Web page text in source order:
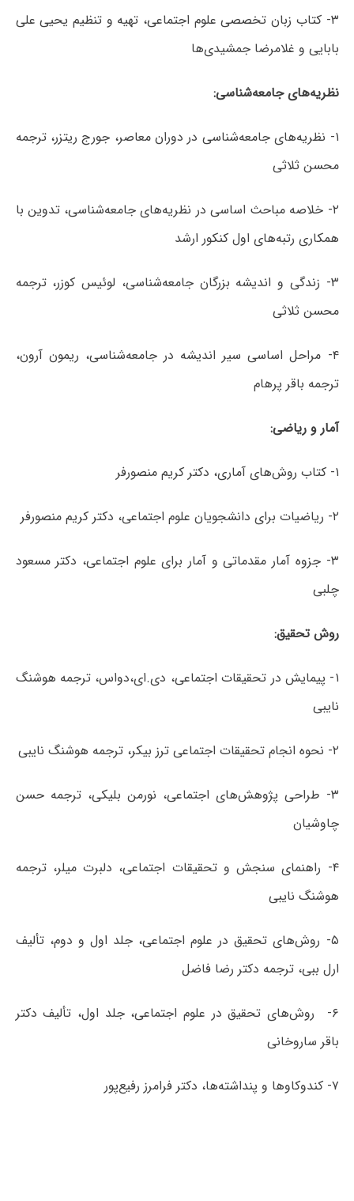
۳- کتاب زبان تخصصی علوم اجتماعی، تهیه و تنظیم یحیی علی
بابایی و غلامرضا جمشیدی‌ها
نظریه‌های جامعه‌شناسی:
۱- نظریه‌های جامعه‌شناسی در دوران معاصر، جورج ریتزر، ترجمه
محسن ثلاثی
۲- خلاصه مباحث اساسی در نظریه‌های جامعه‌شناسی، تدوین با
همکاری رتبه‌های اول کنکور ارشد
۳- زندگی و اندیشه بزرگان جامعه‌شناسی، لوئیس کوزر، ترجمه
محسن ثلاثی
۴- مراحل اساسی سیر اندیشه در جامعه‌شناسی، ریمون آرون،
ترجمه باقر پرهام
آمار و ریاضی:
۱- کتاب روش‌های آماری، دکتر کریم منصورفر
۲- ریاضیات برای دانشجویان علوم اجتماعی، دکتر کریم منصورفر
۳- جزوه آمار مقدماتی و آمار برای علوم اجتماعی، دکتر مسعود
چلبی
روش تحقیق:
۱- پیمایش در تحقیقات اجتماعی، دی.ای،دواس، ترجمه هوشنگ
نایبی
۲- نحوه انجام تحقیقات اجتماعی ترز بیکر، ترجمه هوشنگ نایبی
۳- طراحی پژوهش‌های اجتماعی، نورمن بلیکی، ترجمه حسن
چاوشیان
۴- راهنمای سنجش و تحقیقات اجتماعی، دلبرت میلر، ترجمه
هوشنگ نایبی
۵- روش‌های تحقیق در علوم اجتماعی، جلد اول و دوم، تألیف
ارل ببی، ترجمه دکتر رضا فاضل
۶- روش‌های تحقیق در علوم اجتماعی، جلد اول، تألیف دکتر
باقر ساروخانی
۷- کندوکاوها و پنداشته‌ها، دکتر فرامرز رفیع‌پور